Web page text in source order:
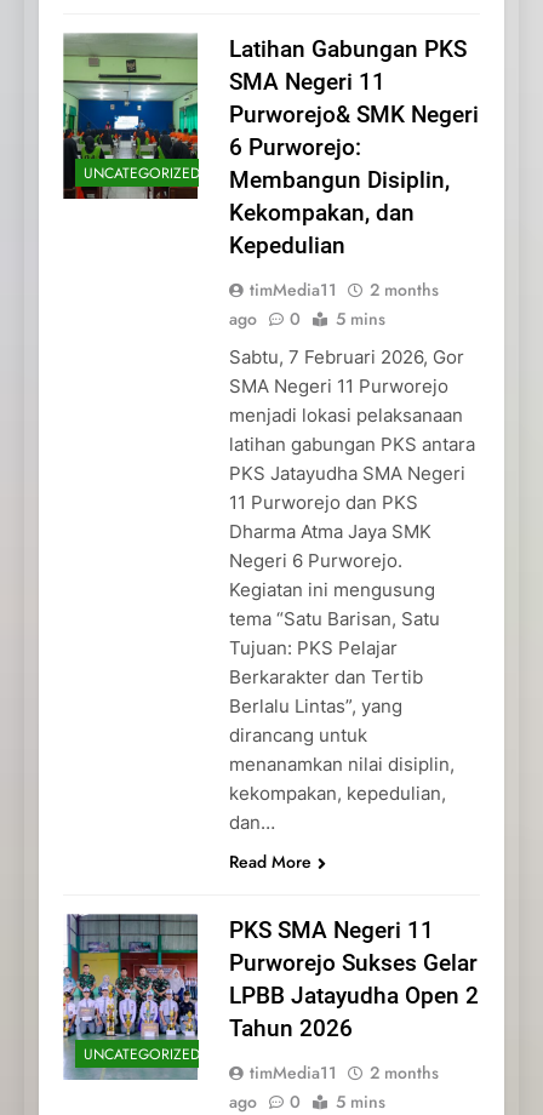
UNCATEGORIZED
Latihan Gabungan PKS
SMA Negeri 11
Purworejo& SMK Negeri
6 Purworejo:
Membangun Disiplin,
Kekompakan, dan
Kepedulian
timMedia11
2 months
ago
0 5 mins
Sabtu, 7 Februari 2026, Gor
SMA Negeri 11 Purworejo
menjadi lokasi pelaksanaan
latihan gabungan PKS antara
PKS Jatayudha SMA Negeri
11 Purworejo dan PKS
Dharma Atma Jaya SMK
Negeri 6 Purworejo.
Kegiatan ini mengusung
tema “Satu Barisan, Satu
Tujuan: PKS Pelajar
Berkarakter dan Tertib
Berlalu Lintas”, yang
dirancang untuk
menanamkan nilai disiplin,
kekompakan, kepedulian,
dan…
Read More
UNCATEGORIZED
PKS SMA Negeri 11
Purworejo Sukses Gelar
LPBB Jatayudha Open 2
Tahun 2026
timMedia11
2 months
ago
0 5 mins